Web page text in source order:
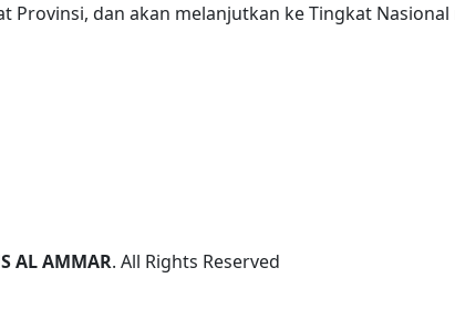
Provinsi, dan akan melanjutkan ke Tingkat
AL AMMAR. All Rights Reserved